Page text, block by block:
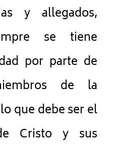
y allegados,
se tiene
por parte de
de la
que debe ser el
Cristo y sus